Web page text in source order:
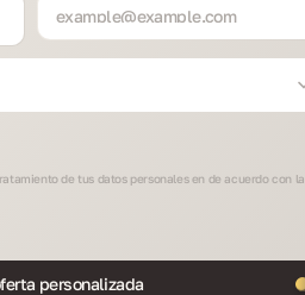
de tus datos personales en de acuerdo con la
personalizada